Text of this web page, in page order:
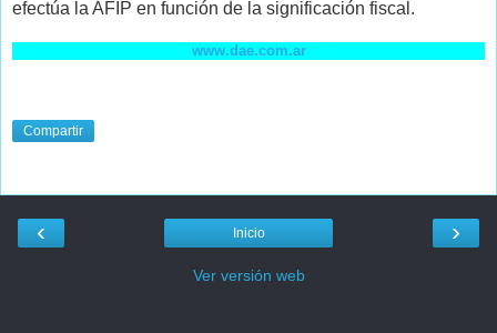
efectúa la AFIP en función de la significación fiscal.
www.dae.com.ar
Compartir
‹ ›
Inicio
Ver versión web